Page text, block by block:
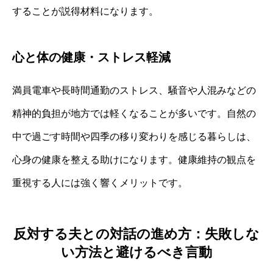
することが説得材料になります。
心と体の健康・ストレス軽減
満員電車や長時間通勤のストレス、騒音や人混みなどの
精神的負担が地方では軽くなることが多いです。自然の
中で過ごす時間や四季の移り変わりを感じる暮らしは、
心身の健康を整える助けになります。健康維持の観点を
重視する人には強く響くメリットです。
反対する夫との対話の進め方：失敗しな
い方法と避けるべき言動